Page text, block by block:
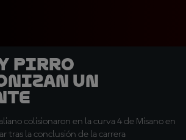
Pirro
un
colisionaron en la curva 4 de Misano en
tras la conclusión de la carrera